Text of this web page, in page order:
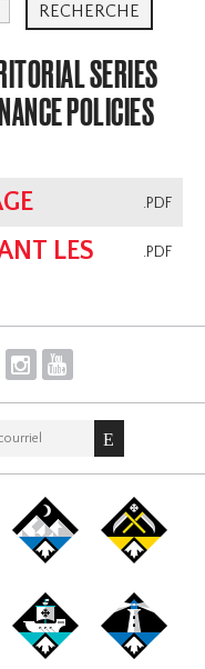
SERIES
POLICIES
.PDF
.PDF
LES
I Y